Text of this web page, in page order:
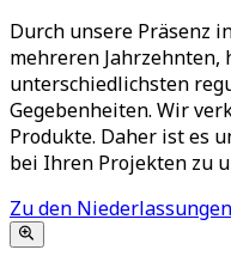
Durch unsere Präsenz
mehreren
unterschiedlichsten
Gegebenheiten. Wir
Produkte. Daher ist es
bei Ihren Projekten zu
Zu den Niederlassungen